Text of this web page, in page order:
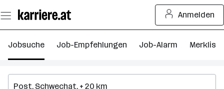
Seiteninhalt
springen
Anmelden
Jobsuche Job-Empfehlungen Job-Alarm Merkliste